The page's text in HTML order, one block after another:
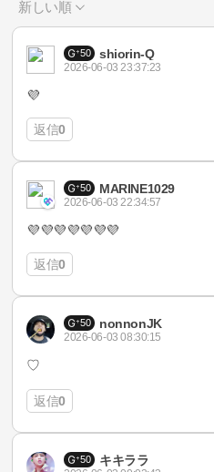
新しい順
50 shiorin-Q
2026-06-03 23:37:23
💜
返信0
50 MARINE1029
2026-06-03 22:34:57
💜💜💜💜💜💜💜
返信0
50 nonnonJK
2026-06-03 08:30:15
♡
返信0
50 キキララ